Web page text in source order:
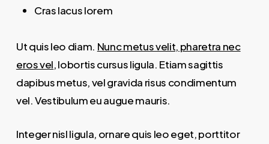
Cras lacus lorem
Ut quis leo diam. Nunc metus velit, pharetra nec
eros vel, lobortis cursus ligula. Etiam sagittis
dapibus metus, vel gravida risus condimentum
vel. Vestibulum eu augue mauris.
Integer nisl ligula, ornare quis leo eget, porttitor